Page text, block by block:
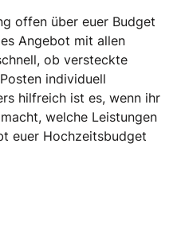
offen über euer Budget
Angebot mit allen
ob versteckte
individuell
hilfreich ist es, wenn ihr
welche Leistungen
euer Hochzeitsbudget